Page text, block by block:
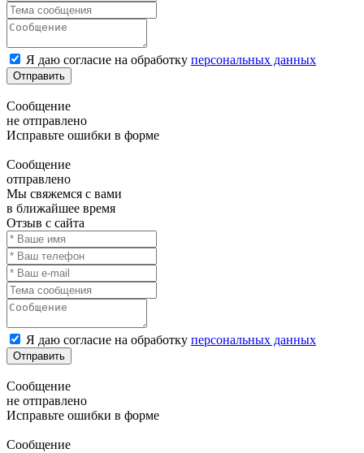
Я даю согласие на обработку персональных данных
Отправить
Сообщение
не отправлено
Исправьте ошибки в форме
Сообщение
отправлено
Мы свяжемся с вами
в ближайшее время
Отзыв с сайта
Я даю согласие на обработку персональных данных
Отправить
Сообщение
не отправлено
Исправьте ошибки в форме
Сообщение